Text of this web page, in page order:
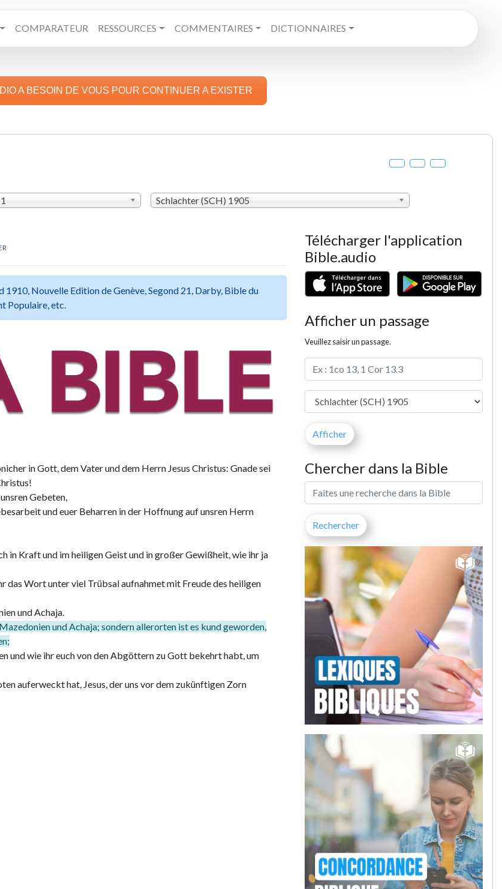
COMPARATEUR RESSOURCES COMMENTAIRES DICTIONNAIRES
A BESOIN DE VOUS POUR CONTINUER A EXISTER
1 Schlachter (SCH) 1905
Nouvelle Edition de Genève, Segond 21, Darby, Bible du
Populaire, etc.
in Gott, dem Vater und dem Herrn Jesus Christus: Gnade sei
Gebeten,
und euer Beharren in der Hoffnung auf unsren Herrn
in Kraft und im heiligen Geist und in großer Gewißheit, wie ihr ja
das Wort unter viel Trübsal aufnahmet mit Freude des heiligen
und Achaja.
und Achaja; sondern allerorten ist es kund geworden,
und wie ihr euch von den Abgöttern zu Gott bekehrt habt, um
auferweckt hat, Jesus, der uns vor dem zukünftigen Zorn
Télécharger l'application
Bible.audio
Afficher un passage
Veuillez saisir un passage.
Chercher dans la Bible